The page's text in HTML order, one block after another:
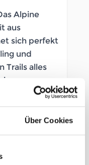
Über Cookies
Alpine
aus
sich perfekt
und
Trails alles
geben. Das
in
zu 100%
für mehr